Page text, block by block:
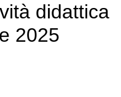
didattica
2025